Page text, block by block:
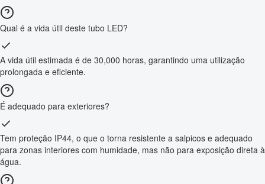
Qual é a vida útil deste tubo LED?
A vida útil estimada é de 30,000 horas, garantindo uma utilização
prolongada e eficiente.
É adequado para exteriores?
Tem proteção IP44, o que o torna resistente a salpicos e adequado
para zonas interiores com humidade, mas não para exposição direta à
água.